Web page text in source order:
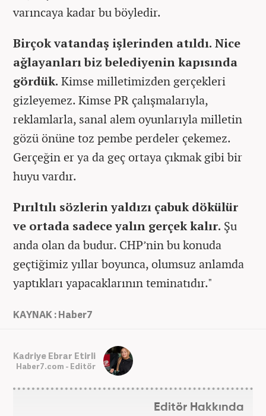
varıncaya kadar bu böyledir.
Birçok vatandaş işlerinden atıldı. Nice
ağlayanları biz belediyenin kapısında
gördük. Kimse milletimizden gerçekleri
gizleyemez. Kimse PR çalışmalarıyla,
reklamlarla, sanal alem oyunlarıyla milletin
gözü önüne toz pembe perdeler çekemez.
Gerçeğin er ya da geç ortaya çıkmak gibi bir
huyu vardır.
Pırıltılı sözlerin yaldızı çabuk dökülür
ve ortada sadece yalın gerçek kalır. Şu
anda olan da budur. CHP’nin bu konuda
geçtiğimiz yıllar boyunca, olumsuz anlamda
yaptıkları yapacaklarının teminatıdır."
KAYNAK : Haber7
Kadriye Ebrar Etirli
Haber7.com - Editör
Editör Hakkında